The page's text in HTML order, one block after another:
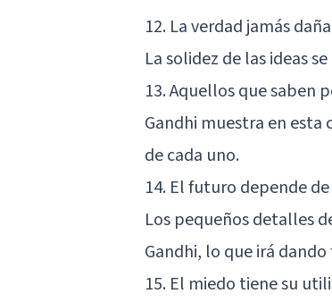
12. La verdad jamás
La solidez de las ideas
13. Aquellos que saben
Gandhi muestra en
de cada uno.
14. El futuro depende
Los pequeños detalles
Gandhi, lo que irá
15. El miedo tiene su